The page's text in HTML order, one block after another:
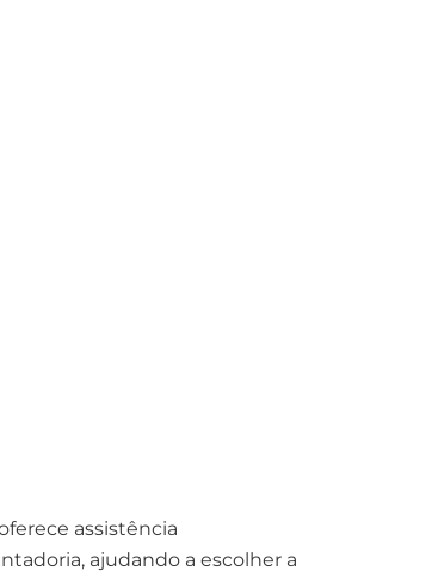
assistência
ajudando a escolher a